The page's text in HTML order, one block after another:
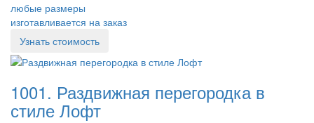
любые размеры
изготавливается на заказ
Узнать стоимость
1001. Раздвижная перегородка в
стиле Лофт